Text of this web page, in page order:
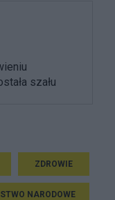
szału
ZDROWIE
NARODOWE